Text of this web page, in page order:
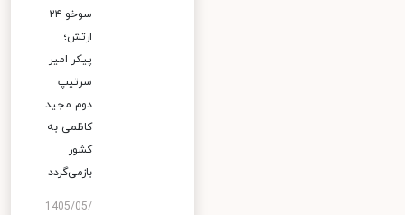
سوخو ۲۴
ارتش؛
پیکر امیر
سرتیپ
دوم مجید
کاظمی به
کشور
بازمی‌گردد
1405/05/